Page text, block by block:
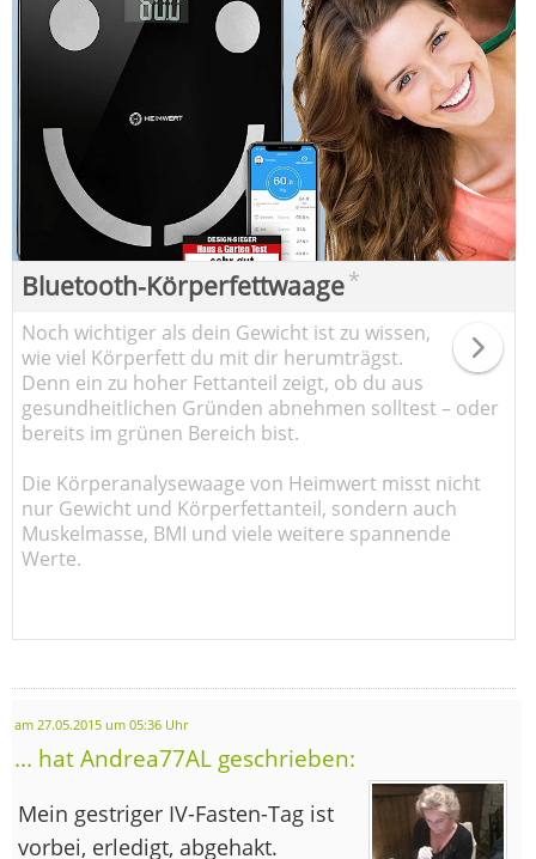
Bluetooth-Körperfettwaage*
Noch wichtiger als dein Gewicht ist zu wissen,
wie viel Körperfett du mit dir herumträgst.
Denn ein zu hoher Fettanteil zeigt, ob du aus
gesundheitlichen Gründen abnehmen solltest – oder
bereits im grünen Bereich bist.
Die Körperanalysewaage von Heimwert misst nicht
nur Gewicht und Körperfettanteil, sondern auch
Muskelmasse, BMI und viele weitere spannende
Werte.
am 27.05.2015 um 05:36 Uhr
... hat Andrea77AL geschrieben:
Mein gestriger IV-Fasten-Tag ist
vorbei, erledigt, abgehakt.